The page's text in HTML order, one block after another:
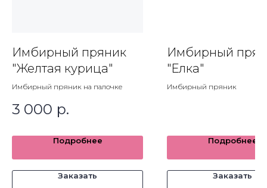
Имбирный пряник
"Желтая курица"
Имбирный пряник на палочке
3 000 р.
Подробнее
Заказать
Имбирный
"Елка"
Имбирный пряник
Подробнее
Заказать
Пользовательское соглашение.
Согласие на обработку персональных данных